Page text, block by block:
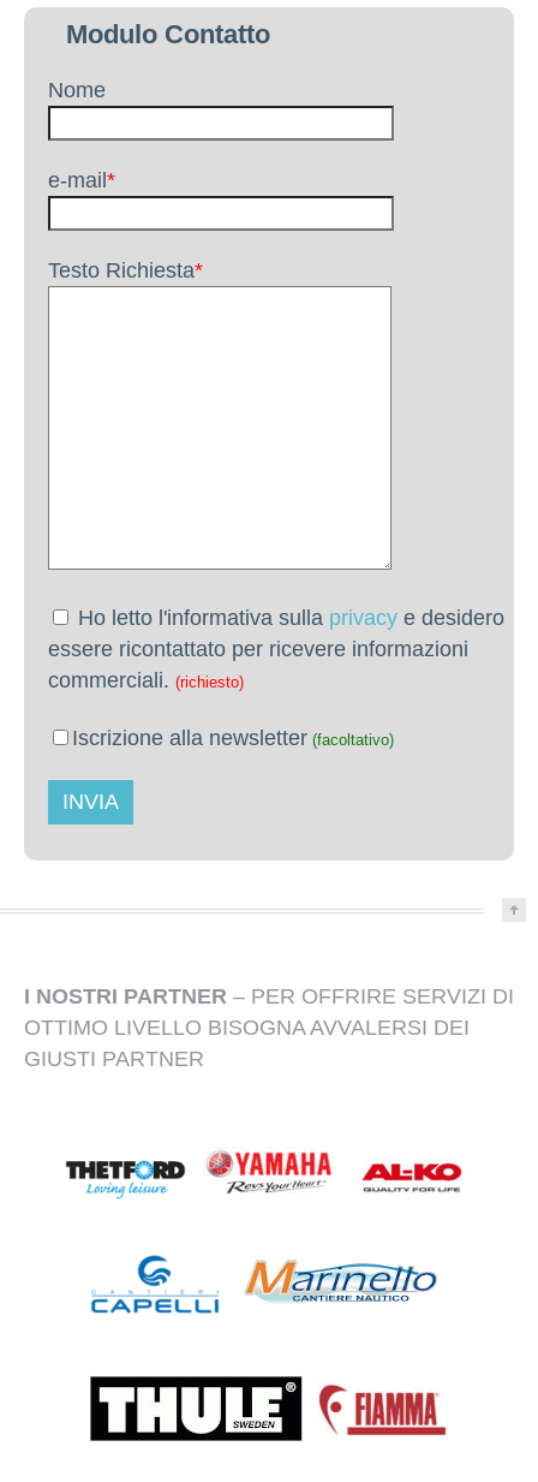
Modulo Contatto
Nome
e-mail*
Testo Richiesta*
Ho letto l'informativa sulla privacy e desidero
essere ricontattato per ricevere informazioni
commerciali. (richiesto)
Iscrizione alla newsletter (facoltativo)
I NOSTRI PARTNER – PER OFFRIRE SERVIZI DI
OTTIMO LIVELLO BISOGNA AVVALERSI DEI
GIUSTI PARTNER